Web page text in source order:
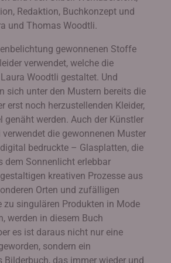
Redaktion, Buchkonzept und
und Thomas Woodtli.
gewonnenen Stoffe
verwendet, welche die
Woodtli gestaltet. Und
sich unter den Mustern bereits die
erst noch herzustellenden Kleider,
genäht werden. Auch der Künstler
die gewonnenen Muster
bedruckte – Glasplatten, die
dem Sonnenlicht erlebbar
kreativen Prozesse aus
Orten und zufälligen
zu singulären Produkten in Mode
werden in diesem Buch
es ist daraus nicht nur eine
sondern ein
Bilderbuch, das immer wieder und